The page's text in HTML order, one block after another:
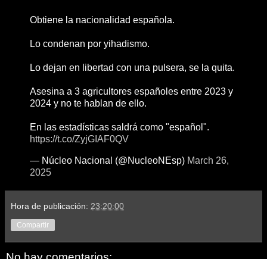
Obtiene la nacionalidad española.
Lo condenan por yihadismo.
Lo dejan en libertad con una pulsera, se la quita.
Asesina a 3 agricultores españoles entre 2023 y
2024 y no te hablan de ello.
En las estadísticas saldrá como "español".
https://t.co/ZyjGIAF0QV
— Núcleo Nacional (@NucleoNEsp) March 26,
2025
Hora de publicación: 23:20:00
Compartir